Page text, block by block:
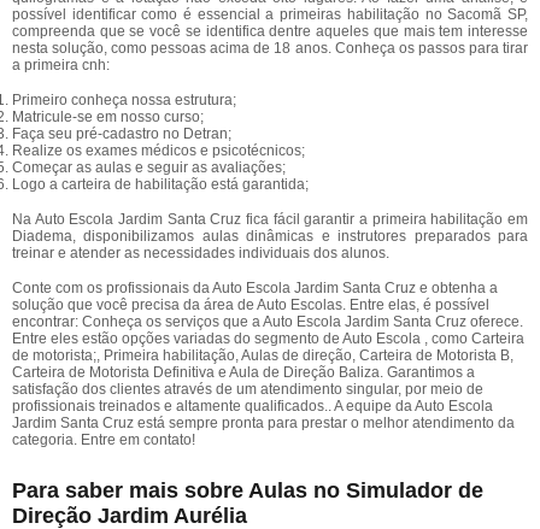
possível identificar como é essencial a primeiras habilitação no Sacomã SP,
compreenda que se você se identifica dentre aqueles que mais tem interesse
nesta solução, como pessoas acima de 18 anos. Conheça os passos para tirar
a primeira cnh:
Primeiro conheça nossa estrutura;
Matricule-se em nosso curso;
Faça seu pré-cadastro no Detran;
Realize os exames médicos e psicotécnicos;
Começar as aulas e seguir as avaliações;
Logo a carteira de habilitação está garantida;
Na Auto Escola Jardim Santa Cruz fica fácil garantir a primeira habilitação em
Diadema, disponibilizamos aulas dinâmicas e instrutores preparados para
treinar e atender as necessidades individuais dos alunos.
Conte com os profissionais da Auto Escola Jardim Santa Cruz e obtenha a
solução que você precisa da área de Auto Escolas. Entre elas, é possível
encontrar: Conheça os serviços que a Auto Escola Jardim Santa Cruz oferece.
Entre eles estão opções variadas do segmento de Auto Escola , como Carteira
de motorista;, Primeira habilitação, Aulas de direção, Carteira de Motorista B,
Carteira de Motorista Definitiva e Aula de Direção Baliza. Garantimos a
satisfação dos clientes através de um atendimento singular, por meio de
profissionais treinados e altamente qualificados.. A equipe da Auto Escola
Jardim Santa Cruz está sempre pronta para prestar o melhor atendimento da
categoria. Entre em contato!
Para saber mais sobre Aulas no Simulador de
Direção Jardim Aurélia